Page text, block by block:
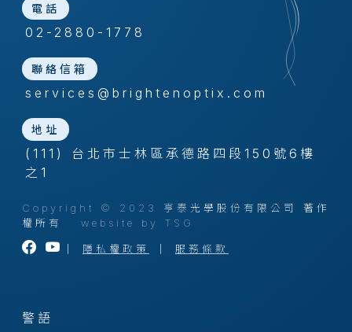
電話
02-2880-1778
聯絡信箱
services@brightenoptix.com
地址
(111) 台北市士林區承德路四段150號6樓
之1
Copyright © 2023 亨泰光學股份有限公司 著作
權所有 website by TSG
隱私權政策 服務條款
警語